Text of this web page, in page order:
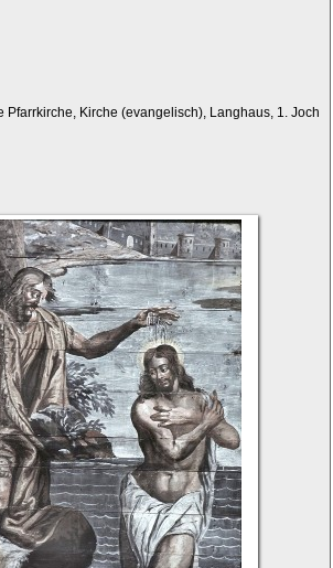
Kirche (evangelisch), Langhaus, 1. Joch